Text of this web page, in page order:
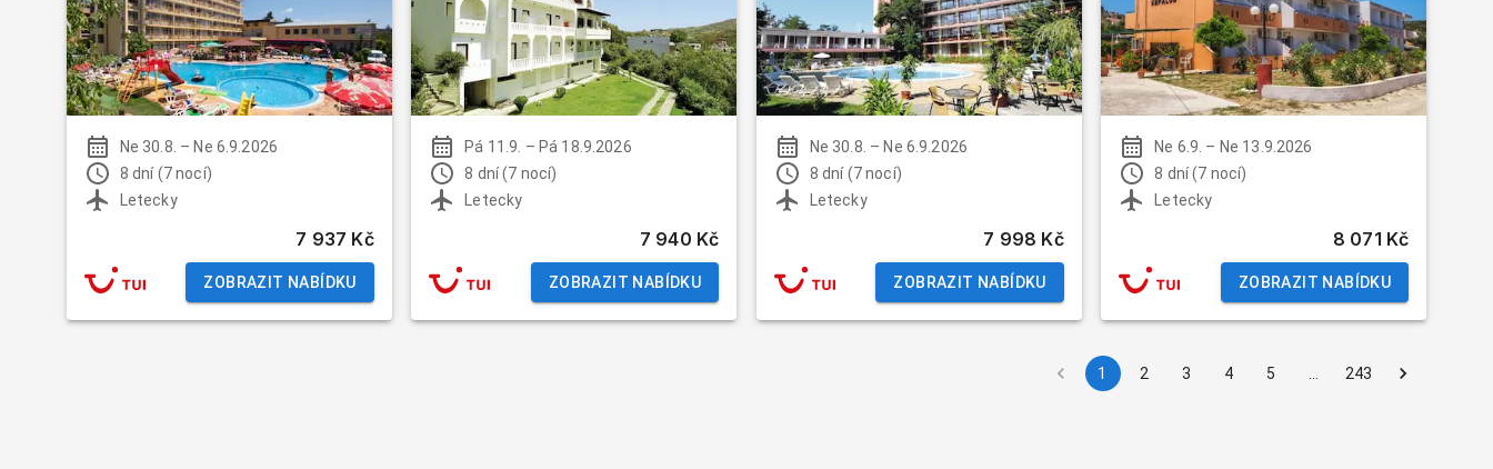
Ne 30.8. – Ne 6.9.2026
8 dní (7 nocí)
Letecky
7 937 Kč
ZOBRAZIT NABÍDKU
Pá 11.9. – Pá 18.9.2026
8 dní (7 nocí)
Letecky
7 940 Kč
ZOBRAZIT NABÍDKU
Ne 30.8. – Ne 6.9.2026
8 dní (7 nocí)
Letecky
7 998 Kč
ZOBRAZIT NABÍDKU
Ne 6.9. – Ne 13.9.2026
8 dní (7 nocí)
Letecky
8 071 Kč
ZOBRAZIT NABÍDKU
1 2 3 4 5 … 243